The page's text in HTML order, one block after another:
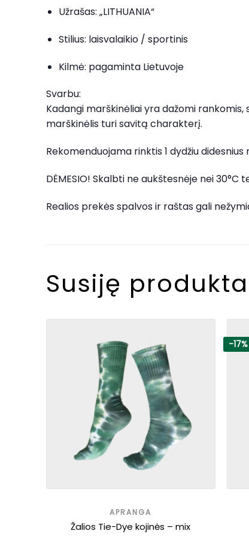
Užrašas: „LITHUANIA“
Stilius: laisvalaikio / sportinis
Kilmė: pagaminta Lietuvoje
Svarbu:
Kadangi marškinėliai yra dažomi
marškinėlis turi savitą charakterį.
Rekomenduojama rinktis 1 dydžiu
DĖMESIO! Skalbti ne aukštesnėje nei
Realios prekės spalvos ir raštas gali
Susiję
APRANGA
Žalios Tie-Dye kojinės – mix
-17%